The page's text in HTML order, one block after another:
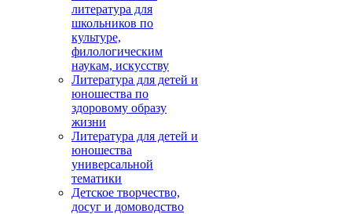
литература для
школьников по
культуре,
филологическим
наукам, искусству
Литература для детей и
юношества по
здоровому образу
жизни
Литература для детей и
юношества
универсальной
тематики
Детское творчество,
досуг и домоводство